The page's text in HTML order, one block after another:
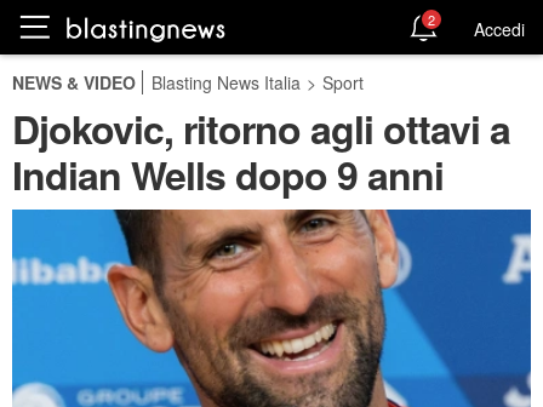
2 Accedi
NEWS & VIDEO Blasting News Italia > Sport
Djokovic, ritorno agli ottavi a
Indian Wells dopo 9 anni